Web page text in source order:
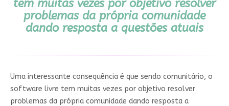
tem muitas vezes por objetivo resolver
problemas da própria comunidade
dando resposta a questões atuais
Uma interessante consequência é que sendo comunitário, o
software livre tem muitas vezes por objetivo resolver
problemas da própria comunidade dando resposta a